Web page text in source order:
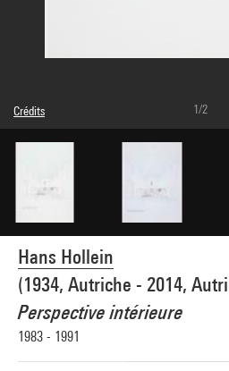
Hans Hollein
(1934, Autriche - 2014,
Perspective intérieure
1983 - 1991
Crédits
© Private Archive Hollein
Crédit photographique : Centre Pompidou,
Réf. image : 4N37109
GrandPalaisRmnPhoto
1/2